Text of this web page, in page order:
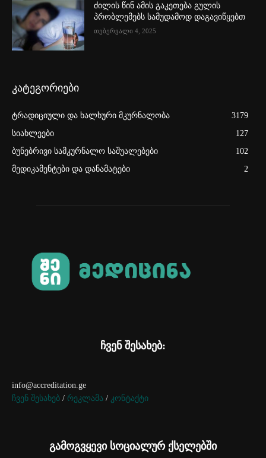
ძილის წინ ამის გაკეთება გულის
პრობლემებს სამუდამოდ დაგავიწყებთ
თებერვალი 4, 2025
კატეგორიები
ტრადიციული და ხალხური მკურნალობა
3179
სიახლეები
127
ბუნებრივი სამკურნალო საშუალებები
102
მედიკამენტები და დანამატები
2
ჩვენ შესახებ:
info@accreditation.ge
ჩვენ შესახებ / რეკლამა / კონტაქტი
გამოგვყევი სოციალურ ქსელებში